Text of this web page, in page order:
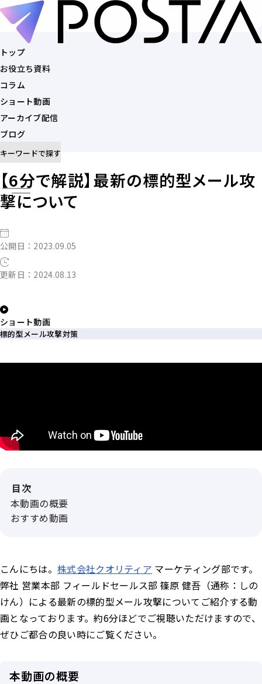
トップ
お役立ち資料
コラム
ショート動画
アーカイブ配信
ブログ
キーワードで探す
トップ
お役立ち資料
コラム
ショート動画
アーカイブ配信
ブログ
記事を探す
【6分で解説】最新の標的型メール攻
撃について
公開日：2023.09.05
更新日：2024.08.13
ショート動画
標的型メール攻撃対策
目次
本動画の概要
おすすめ動画
こんにちは。 株式会社クオリティア マーケティング部です。
弊社 営業本部 フィールドセールス部 篠原 健吾（通称：しの
けん）による最新の標的型メール攻撃についてご紹介する動
画となっております。約6分ほどでご視聴いただけますので、
ぜひご都合の良い時にご覧ください。
本動画の概要